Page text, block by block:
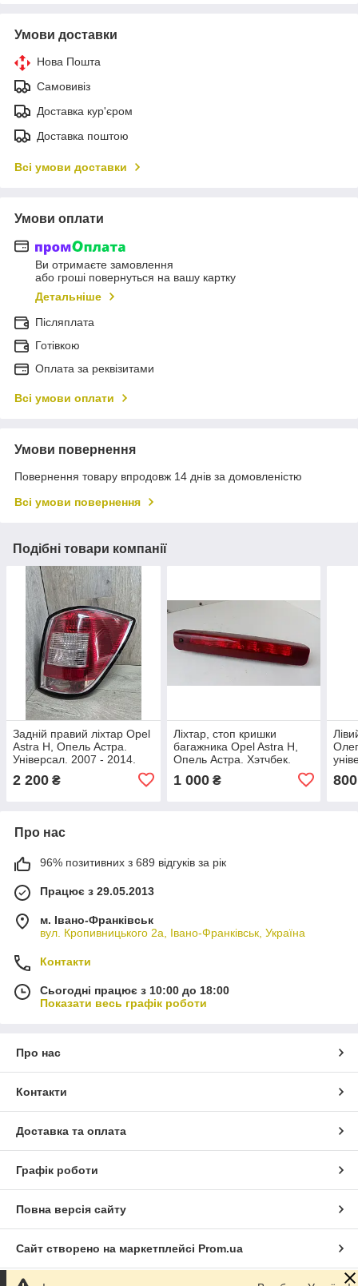
Умови доставки
Нова Пошта
Самовивіз
Доставка кур'єром
Доставка поштою
Всі умови доставки
Умови оплати
Ви отримаєте замовлення
або гроші повернуться на вашу картку
Детальніше
Післяплата
Готівкою
Оплата за реквізитами
Всі умови оплати
Умови повернення
Повернення товару впродовж 14 днів за домовленістю
Всі умови повернення
Подібні товари компанії
Задній правий ліхтар Opel
Astra H, Опель Астра.
Універсал. 2007 - 2014.
2 200 ₴
Ліхтар, стоп кришки
багажника Opel Astra H,
Опель Астра. Хэтчбек.
1 000₴ 800
Про нас
96% позитивних з 689 відгуків за рік
Працює з 29.05.2013
м. Івано-Франківськ
вул. Кропивницького 2а, Івано-Франківськ, Україна
Контакти
Сьогодні працює з 10:00 до 18:00
Показати весь графік роботи
Про нас
Контакти
Доставка та оплата
Графік роботи
Повна версія сайту
Сайт створено на маркетплейсі Prom.ua